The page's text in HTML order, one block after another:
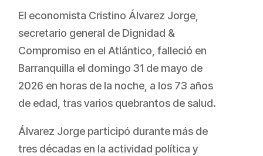
El economista Cristino Álvarez Jorge,
secretario general de Dignidad &
Compromiso en el Atlántico, falleció en
Barranquilla el domingo 31 de mayo de
2026 en horas de la noche, a los 73 años
de edad, tras varios quebrantos de salud.
Álvarez Jorge participó durante más de
tres décadas en la actividad política y